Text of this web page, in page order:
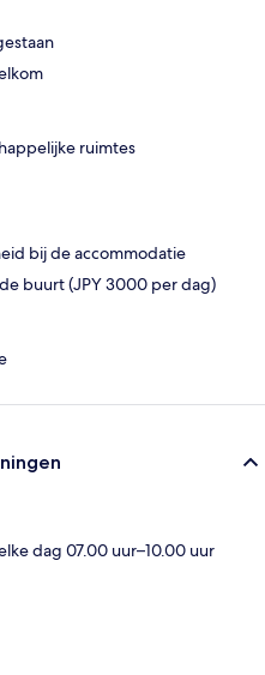
ruimtes
bij de accommodatie
buurt (JPY 3000 per dag)
dag 07.00 uur–10.00 uur